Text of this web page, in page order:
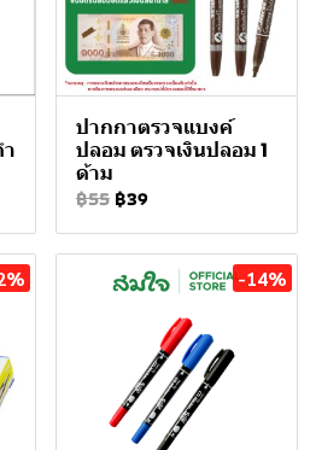
ปากกาตรวจแบงค์
ปลอม ตรวจเงินปลอม 1
ด้าม
฿55 ฿39
-14%